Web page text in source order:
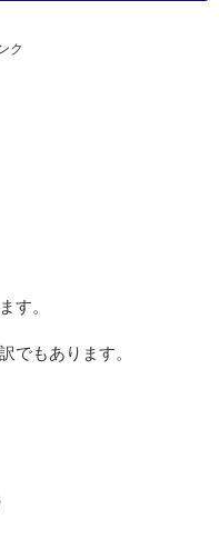
ク
す。
でもあります。